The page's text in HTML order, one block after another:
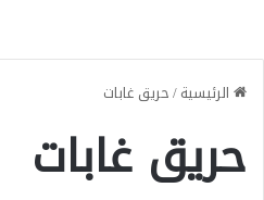
الرئيسية/حريق غابات
حريق غابات